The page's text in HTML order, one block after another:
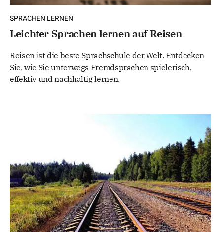
SPRACHEN LERNEN
Leichter Sprachen lernen auf Reisen
Reisen ist die beste Sprachschule der Welt. Entdecken
Sie, wie Sie unterwegs Fremdsprachen spielerisch,
effektiv und nachhaltig lernen.